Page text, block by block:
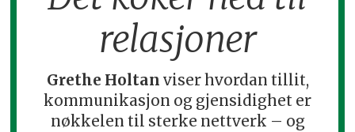
relasjoner
Grethe Holtan viser hvordan tillit,
kommunikasjon og gjensidighet er
nøkkelen til sterke nettverk – og